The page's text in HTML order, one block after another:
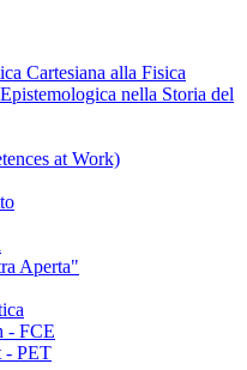
Cartesiana alla Fisica
nella Storia del
at Work)
Aperta"
- FCE
- PET